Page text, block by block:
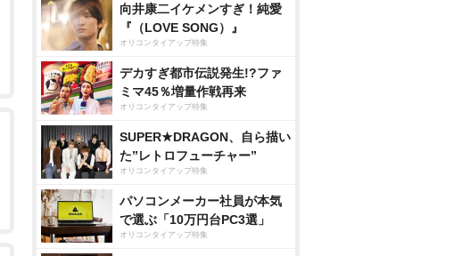
向井康二イケメンすぎ！純愛
『（LOVE SONG）』
オリコンタイアップ特集
デカすぎ都市伝説発生!?ファ
ミマ45％増量作戦再来
オリコンタイアップ特集
SUPER★DRAGON、自ら描い
た”レトロフューチャー”
オリコンタイアップ特集
パソコンメーカー社員が本気
で選ぶ「10万円台PC3選」
オリコンタイアップ特集